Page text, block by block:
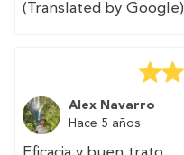
(Translated by Google)
Alex Navarro
Hace 5 años